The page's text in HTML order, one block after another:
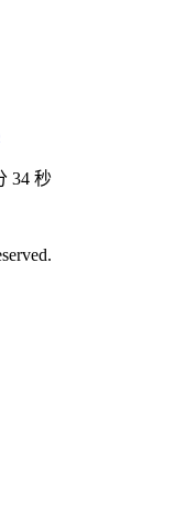
35 秒